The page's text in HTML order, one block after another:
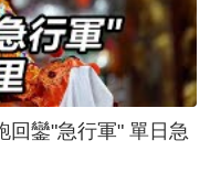
急行軍" 單日急